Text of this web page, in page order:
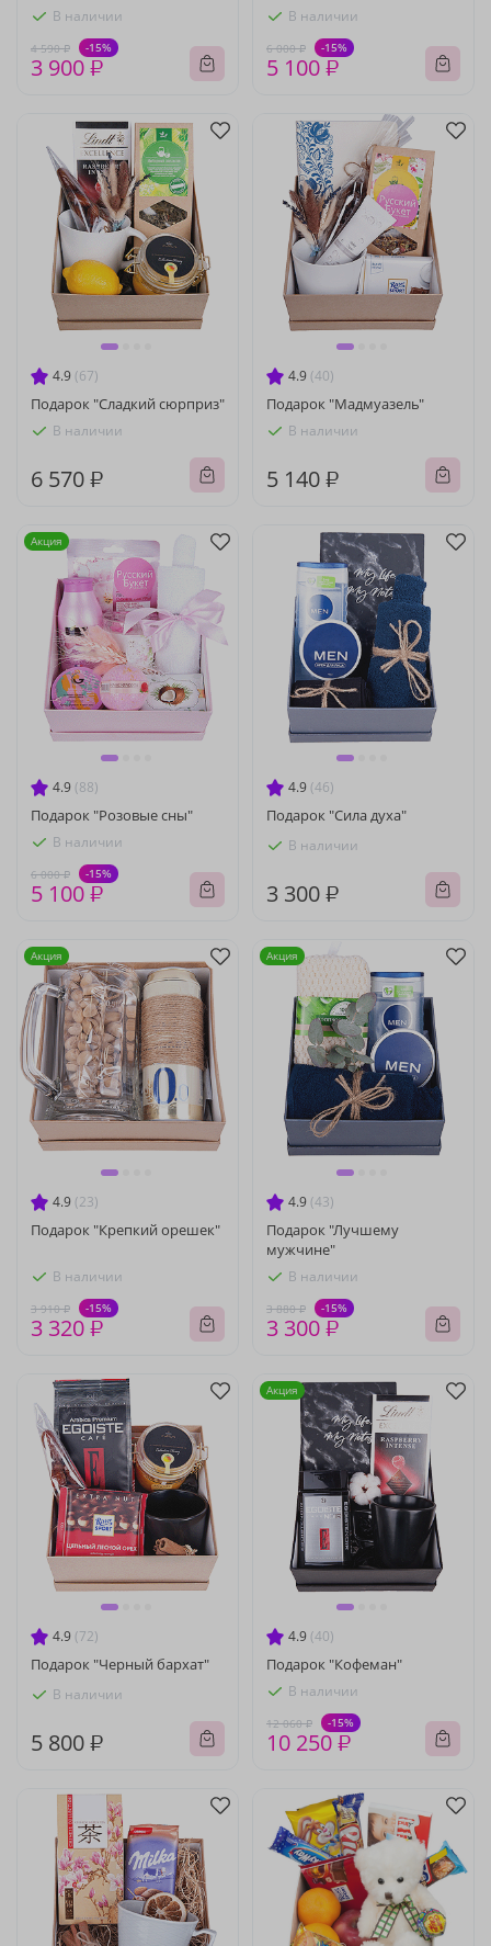
В наличии
4 590 ₽ -15%
3 900 ₽
В наличии
6 000 ₽ -15%
5 100 ₽
4.9 (67)
Подарок "Сладкий сюрприз"
В наличии
6 570 ₽
4.9 (40)
Подарок "Мадмуазель"
В наличии
5 140 ₽
4.9 (88)
Подарок "Розовые сны"
В наличии
6 000 ₽ -15%
5 100 ₽
Акция
4.9 (46)
Подарок "Сила духа"
В наличии
3 300 ₽
4.9 (23)
Подарок "Крепкий орешек"
В наличии
3 910 ₽ -15%
3 320 ₽
Акция
4.9 (43)
Подарок "Лучшему
мужчине"
В наличии
3 880 ₽ -15%
3 300 ₽
Акция
4.9 (72)
Подарок "Черный бархат"
В наличии
5 800 ₽
4.9 (40)
Подарок "Кофеман"
В наличии
12 060 ₽ -15%
10 250 ₽
Акция